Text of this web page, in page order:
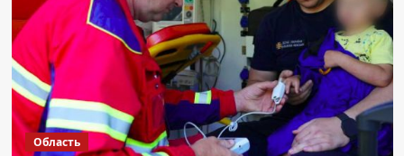
Область